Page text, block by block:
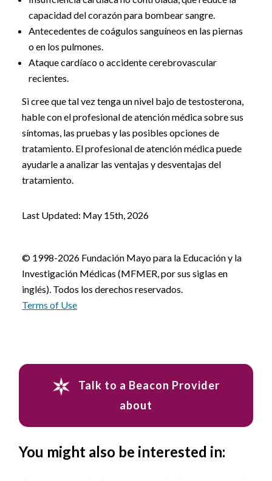
capacidad del corazón para bombear sangre.
Antecedentes de coágulos sanguíneos en las piernas
o en los pulmones.
Ataque cardíaco o accidente cerebrovascular
recientes.
Si cree que tal vez tenga un nivel bajo de testosterona,
hable con el profesional de atención médica sobre sus
síntomas, las pruebas y las posibles opciones de
tratamiento. El profesional de atención médica puede
ayudarle a analizar las ventajas y desventajas del
tratamiento.
Last Updated: May 15th, 2026
© 1998-2026 Fundación Mayo para la Educación y la
Investigación Médicas (MFMER, por sus siglas en
inglés). Todos los derechos reservados.
Terms of Use
Talk to a Beacon Provider
about
You might also be interested in: